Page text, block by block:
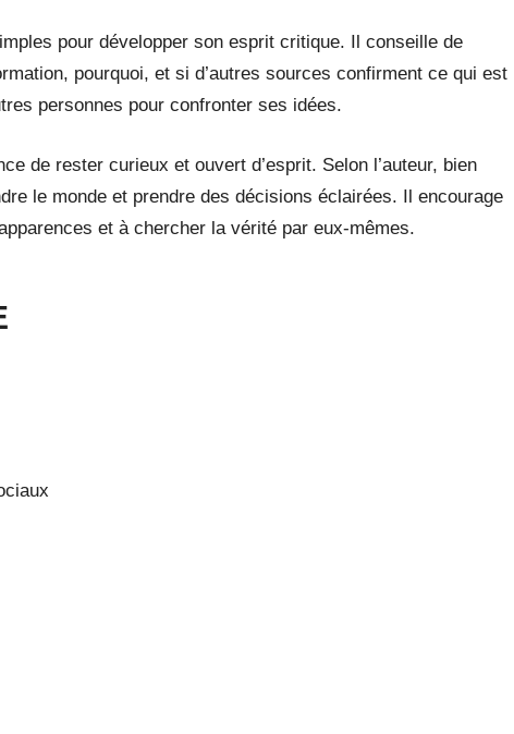
pour développer son esprit critique. Il conseille de
pourquoi, et si d’autres sources confirment ce qui est
personnes pour confronter ses idées.
de rester curieux et ouvert d’esprit. Selon l’auteur, bien
le monde et prendre des décisions éclairées. Il encourage
et à chercher la vérité par eux-mêmes.